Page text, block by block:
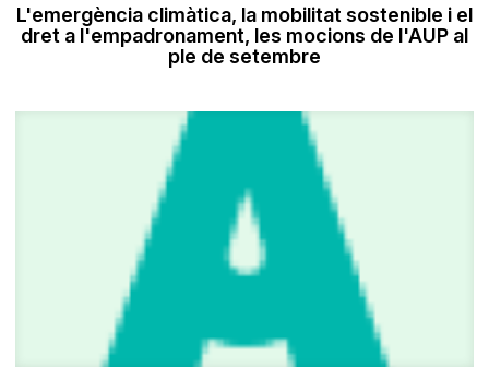
L'emergència climàtica, la mobilitat sostenible i el
dret a l'empadronament, les mocions de l'AUP al
ple de setembre